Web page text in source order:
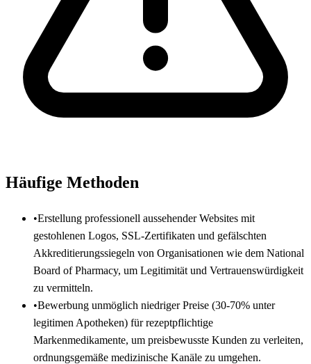
Häufige Methoden
•Erstellung professionell aussehender Websites mit
gestohlenen Logos, SSL-Zertifikaten und gefälschten
Akkreditierungssiegeln von Organisationen wie dem National
Board of Pharmacy, um Legitimität und Vertrauenswürdigkeit
zu vermitteln.
•Bewerbung unmöglich niedriger Preise (30-70% unter
legitimen Apotheken) für rezeptpflichtige
Markenmedikamente, um preisbewusste Kunden zu verleiten,
ordnungsgemäße medizinische Kanäle zu umgehen.